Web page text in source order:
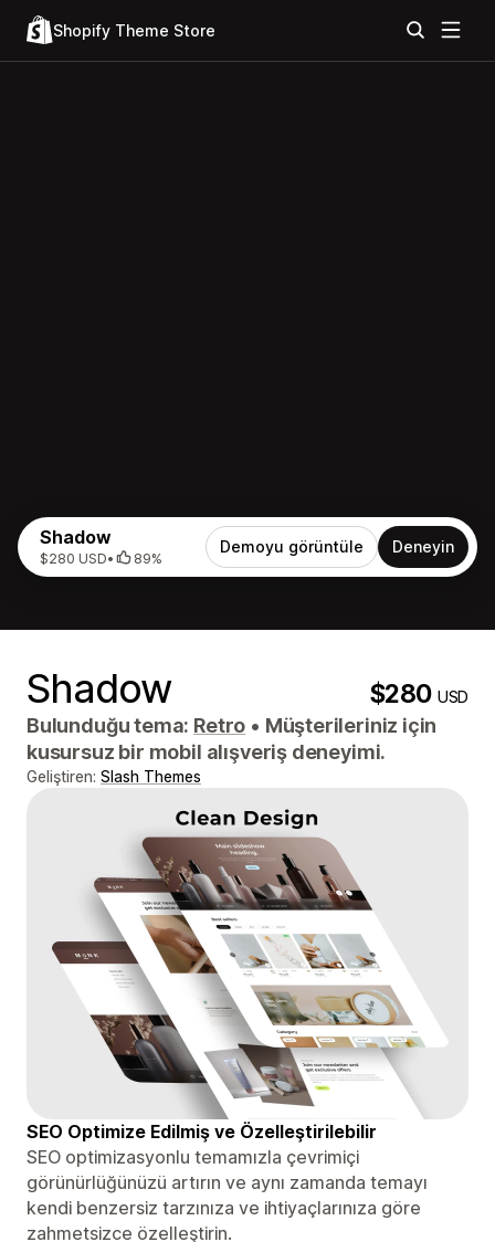
Shopify Theme Store
Shadow
$280 USD• 89%
Demoyu görüntüle Deneyin
Shadow $280USD
Bulunduğu tema: Retro • Müşterileriniz için
kusursuz bir mobil alışveriş deneyimi.
Geliştiren: Slash Themes
SEO Optimize Edilmiş ve Özelleştirilebilir
SEO optimizasyonlu temamızla çevrimiçi
görünürlüğünüzü artırın ve aynı zamanda temayı
kendi benzersiz tarzınıza ve ihtiyaçlarınıza göre
zahmetsizce özelleştirin.